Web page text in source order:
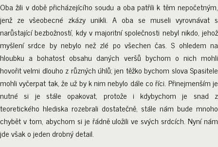
Oba žili v době přicházejícího soudu a oba patřili k těm nepočetným,
jenž ze všeobecné zkázy unikli. A oba se museli vyrovnávat s
narůstající bezbožností, kdy v majoritní společnosti nebyl nikdo, jehož
myšlení srdce by nebylo než zlé po všechen čas. S ohledem na
hloubku a bohatost obsahu daných veršů bychom o nich mohli
hovořit velmi dlouho z různých úhlů; jen těžko bychom slova Spasitele
mohli vyčerpat tak, že už by k nim nebylo dále co říci. Přinejmenším je
nutné si je stále opakovat, protože i kdybychom je snad z
teoretického hlediska rozebrali dostatečně, stále nám bude mnoho
chybět v tom, abychom si je řádně uložili ve svých srdcích. Nyní nám
jde však o jeden drobný detail.